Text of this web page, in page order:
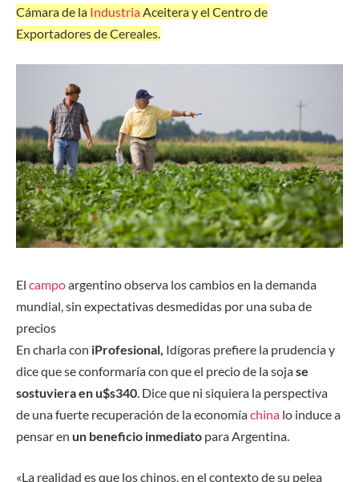
Cámara de la IndustriaAceitera y el Centro de
Exportadores de Cereales.
El campoargentino observa los cambios en la demanda
mundial, sin expectativas desmedidas por una suba de
precios
En charla con iProfesional, Idígoras prefiere la prudencia y
dice que se conformaría con que el precio de la sojase
sostuviera en u$s340. Dice que ni siquiera la perspectiva
de una fuerte recuperación de la economíachina lo induce a
pensar en un beneficio inmediato para Argentina.
«La realidad es que los chinos, en el contexto de su pelea